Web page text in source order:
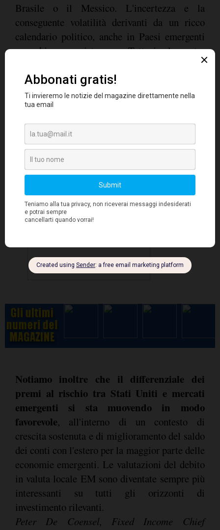
Brasile o il Messico. L'incertezza e la
conseguente volatilità derivanti da un ricco
calendario politico, anche in Paesi emergenti
non chiave, persisteranno. Tuttavia, la nostra
asset allocation globale attribuisce un
sovrappeso a questo segmento alla luce delle
aspettative di crescita a lungo termine che lo
contraddistinguono. Osserviamo il
differenziale dei tassi reali tra economie
emergenti e Paesi sviluppati più elevato dal
2011.
Notiamo inoltre che il differenziale dei
premi al rischio tra Stati Uniti e mercati
emergenti si sta muovendo in modo
favorevole, all'interno di un contesto di
crescita sostenuta e di miglioramento del saldo
dei conti con l'estero per la maggior parte delle
economie emergenti. Le valutazioni del debito
in valuta locale EM sono diventate sempre più
interessanti su tutti gli orizzonti di
investimento rilevanti.
Peter De Coensel, Fixed Income Chief